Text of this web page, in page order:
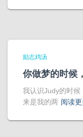
励志鸡汤
你做梦的时候
我认识Judy的时候
来是我的两 阅读